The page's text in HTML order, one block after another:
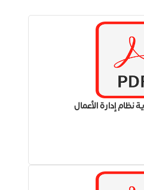
نظام إدارة الأعمال​​​​